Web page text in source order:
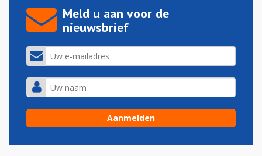
Meld u aan voor de
nieuwsbrief